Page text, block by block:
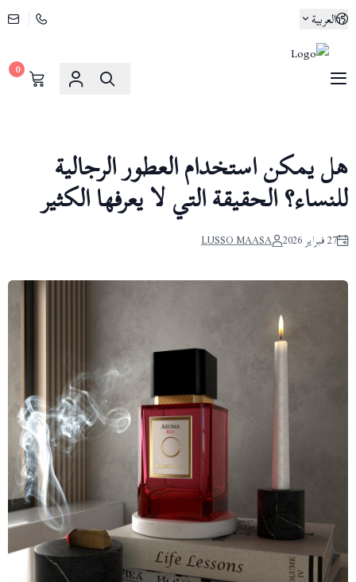
العربية
0
هل يمكن استخدام العطور الرجالية
للنساء؟ الحقيقة التي لا يعرفها الكثير
27 فبراير 2026 LUSSO MAASA